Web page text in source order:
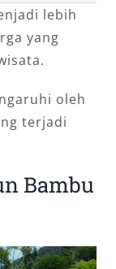
lebih
yang
oleh
terjadi
Bambu